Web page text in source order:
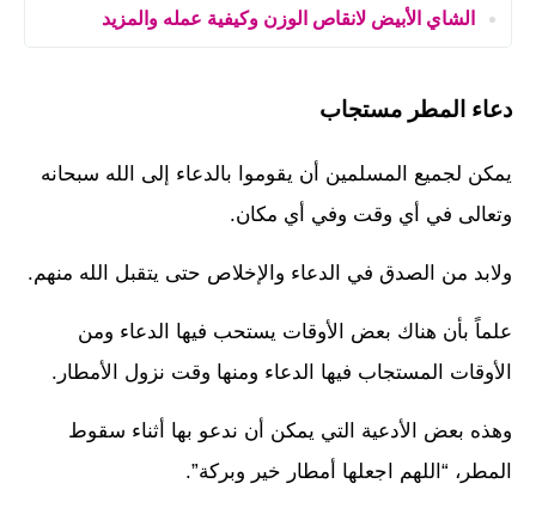
الشاي الأبيض لانقاص الوزن وكيفية عمله والمزيد
دعاء المطر مستجاب
يمكن لجميع المسلمين أن يقوموا بالدعاء إلى الله سبحانه
وتعالى في أي وقت وفي أي مكان.
ولابد من الصدق في الدعاء والإخلاص حتى يتقبل الله منهم.
علماً بأن هناك بعض الأوقات يستحب فيها الدعاء ومن
الأوقات المستجاب فيها الدعاء ومنها وقت نزول الأمطار.
وهذه بعض الأدعية التي يمكن أن ندعو بها أثناء سقوط
المطر، “اللهم اجعلها أمطار خير وبركة”.